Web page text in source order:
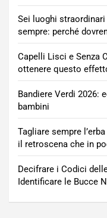
Sei luoghi
sempre: perché
Capelli Lisci e Senza
ottenere questo
Bandiere Verdi 2026:
bambini
Tagliare sempre
il retroscena che in
Decifrare i Codici
Identificare le Bucce